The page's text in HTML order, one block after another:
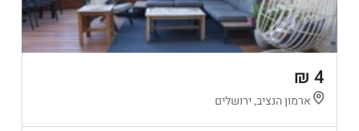
4 ₪
ארמון הנציב, ירושלים